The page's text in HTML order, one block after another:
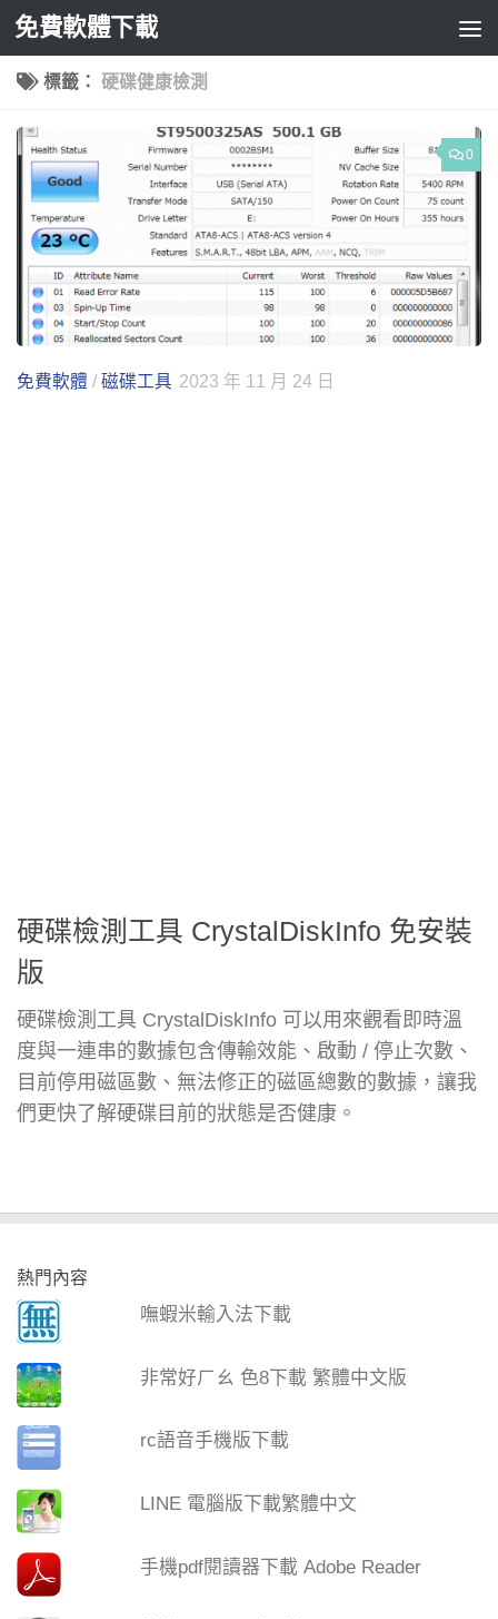
Skip to content
免費軟體下載
標籤： 硬碟健康檢測
0
免費軟體 / 磁碟工具 2023 年 11 月 24 日
硬碟檢測工具 CrystalDiskInfo 免安裝
版
硬碟檢測工具 CrystalDiskInfo 可以用來觀看即時溫
度與一連串的數據包含傳輸效能、啟動 / 停止次數、
目前停用磁區數、無法修正的磁區總數的數據，讓我
們更快了解硬碟目前的狀態是否健康。
熱門內容
嘸蝦米輸入法下載
非常好ㄏㄠ 色8下載 繁體中文版
rc語音手機版下載
LINE 電腦版下載繁體中文
手機pdf閱讀器下載 Adobe Reader